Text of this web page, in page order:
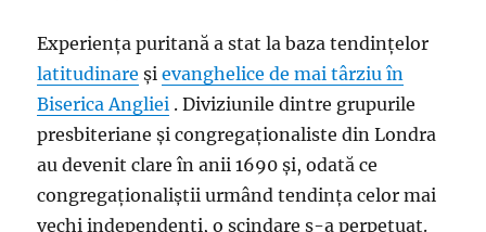
Experiența puritană a stat la baza tendințelor
latitudinare șievanghelice de mai târziu în
Biserica Angliei . Diviziunile dintre grupurile
presbiteriane și congregaționaliste din Londra
au devenit clare în anii 1690 și, odată ce
congregaționaliștii urmând tendința celor mai
vechi independenți, o scindare s-a perpetuat.